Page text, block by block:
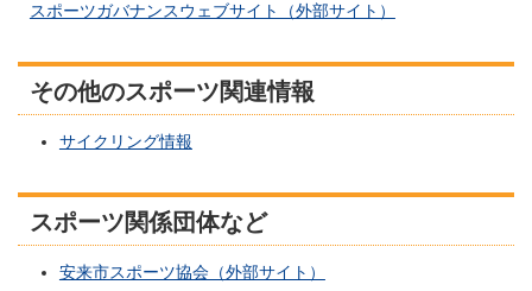
スポーツガバナンスウェブサイト（外部サイト）
その他のスポーツ関連情報
サイクリング情報
スポーツ関係団体など
安来市スポーツ協会（外部サイト）